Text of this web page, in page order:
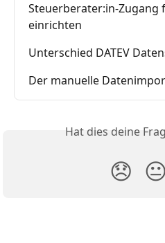
Steuerberater:in-Zugang
einrichten
Unterschied DATEV
Der manuelle
Hat dies deine
😞 😐